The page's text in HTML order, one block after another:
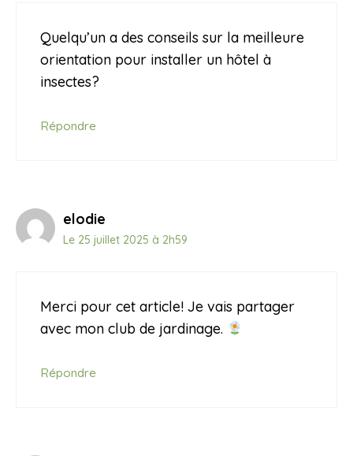
Quelqu’un a des conseils sur la meilleure
orientation pour installer un hôtel à
insectes?
Répondre
elodie
Le 25 juillet 2025 à 2h59
Merci pour cet article! Je vais partager
avec mon club de jardinage.
Répondre